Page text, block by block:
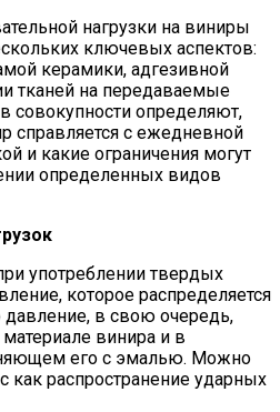
нагрузки на виниры
ключевых аспектов:
керамики, адгезивной
тканей на передаваемые
совокупности определяют,
справляется с ежедневной
и какие ограничения могут
определенных видов
употреблении твердых
которое распределяется
давление, в свою очередь,
винира и в
его с эмалью. Можно
как распространение ударных